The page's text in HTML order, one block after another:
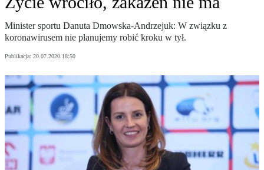
Minister sportu Danuta Dmowska-Andrzejuk: W związku z
koronawirusem nie planujemy robić kroku w tył.
Publikacja: 20.07.2020 18:50